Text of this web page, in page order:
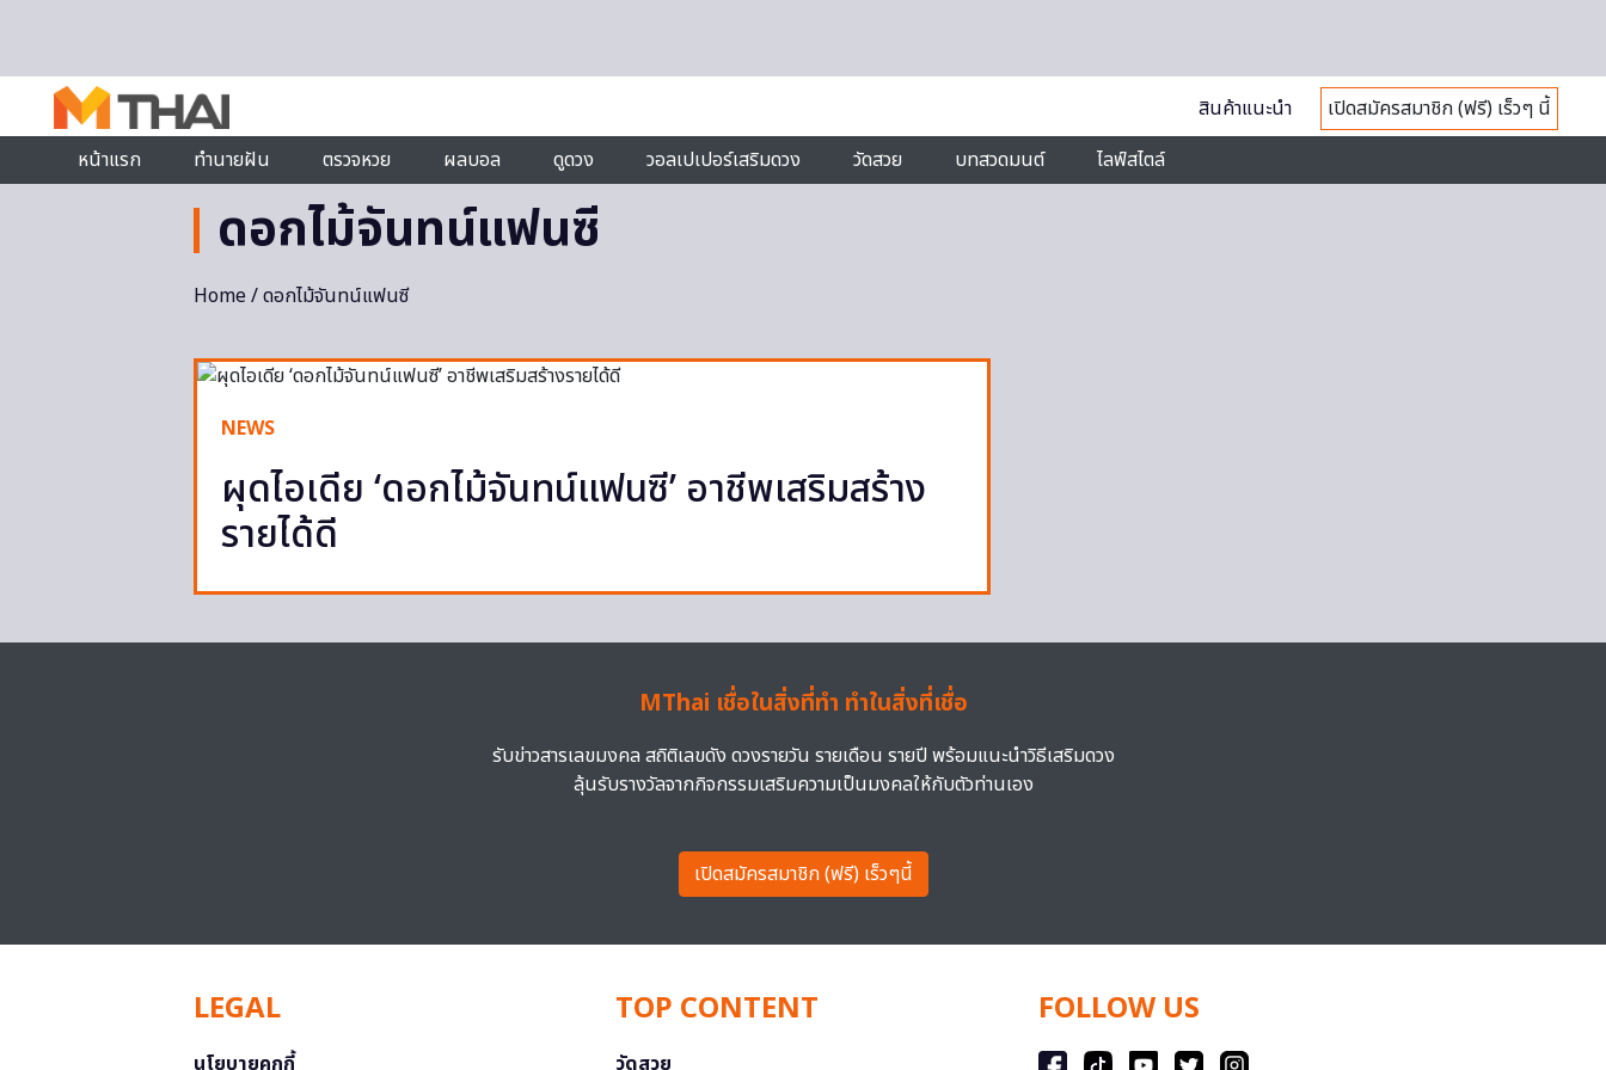
สินค้าแนะนำ
เปิดสมัครสมาชิก (ฟรี) เร็วๆ นี้
หน้าแรก
ทำนายฝัน ตรวจหวย ผลบอล ดูดวง วอลเปเปอร์เสริมดวง วัดสวย บทสวดมนต์ ไลฟ์สไตล์
ดอกไม้จันทน์แฟนซี
Home/ ดอกไม้จันทน์แฟนซี
NEWS
ผุดไอเดีย ‘ดอกไม้จันทน์แฟนซี’ อาชีพเสริมสร้าง
รายได้ดี
MThai เชื่อในสิ่งที่ทำ ทำในสิ่งที่เชื่อ
รับข่าวสารเลขมงคล สถิติเลขดัง ดวงรายวัน รายเดือน รายปี พร้อมแนะนำวิธีเสริมดวง
ลุ้นรับรางวัลจากกิจกรรมเสริมความเป็นมงคลให้กับตัวท่านเอง
เปิดสมัครสมาชิก (ฟรี) เร็วๆนี้
LEGAL
นโยบายคุกกี้
TOP CONTENT
วัดสวย
FOLLOW US